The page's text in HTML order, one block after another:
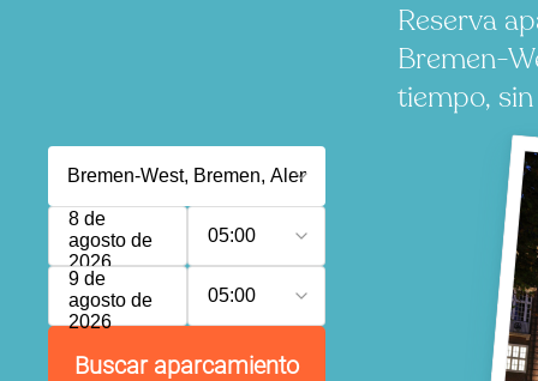
Reserva
Bremen-
tiempo,
8 de
agosto de
2026
05:00
9 de
agosto de
2026
05:00
Buscar aparcamiento